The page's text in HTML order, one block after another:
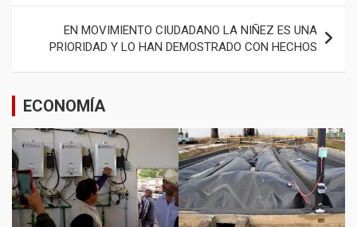
EN MOVIMIENTO CIUDADANO LA NIÑEZ ES UNA
PRIORIDAD Y LO HAN DEMOSTRADO CON HECHOS
ECONOMÍA